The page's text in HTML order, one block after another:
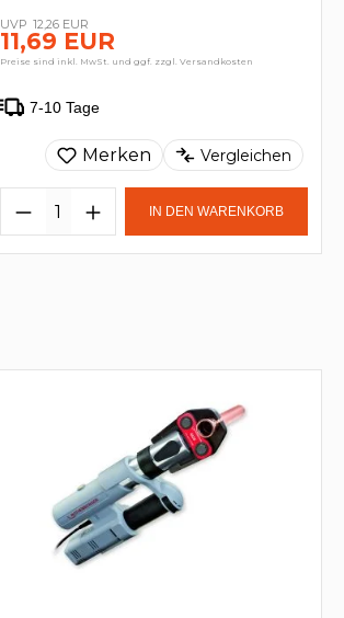
12,26 EUR
11,69 EUR
Preise sind inkl. MwSt. und ggf. zzgl. Versandkosten
7-10 Tage
Merken Vergleichen
IN DEN WARENKORB